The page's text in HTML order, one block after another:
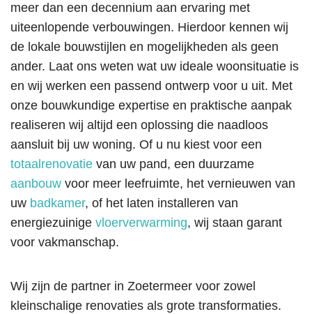
meer dan een decennium aan ervaring met
uiteenlopende verbouwingen. Hierdoor kennen wij
de lokale bouwstijlen en mogelijkheden als geen
ander. Laat ons weten wat uw ideale woonsituatie is
en wij werken een passend ontwerp voor u uit. Met
onze bouwkundige expertise en praktische aanpak
realiseren wij altijd een oplossing die naadloos
aansluit bij uw woning. Of u nu kiest voor een
totaalrenovatie van uw pand, een duurzame
aanbouw voor meer leefruimte, het vernieuwen van
uw badkamer, of het laten installeren van
energiezuinige vloerverwarming, wij staan garant
voor vakmanschap.
Wij zijn de partner in Zoetermeer voor zowel
kleinschalige renovaties als grote transformaties.